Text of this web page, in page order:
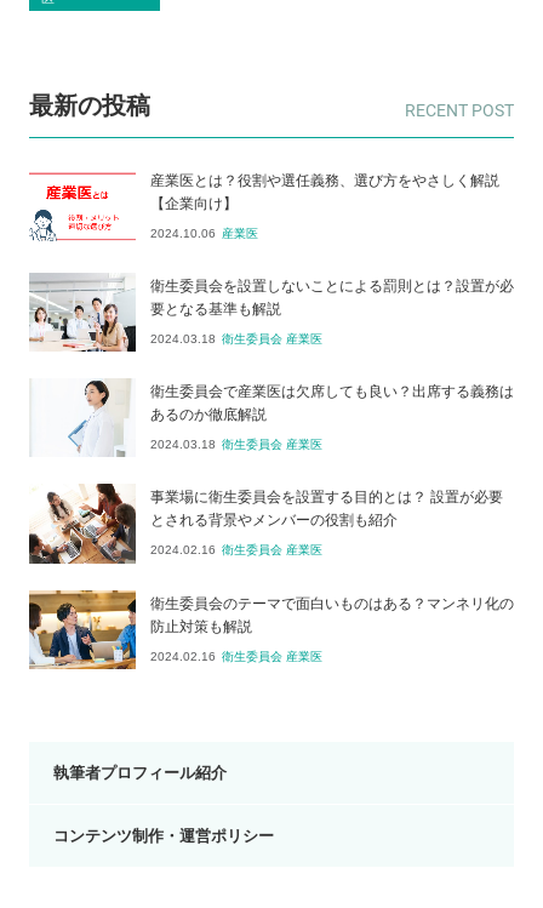
最新の投稿
産業医とは？役割や選任義務、選び方をやさしく解説
【企業向け】
2024.10.06 産業医
衛生委員会を設置しないことによる罰則とは？設置が必
要となる基準も解説
2024.03.18 衛生委員会 産業医
衛生委員会で産業医は欠席しても良い？出席する義務は
あるのか徹底解説
2024.03.18 衛生委員会 産業医
事業場に衛生委員会を設置する目的とは？ 設置が必要
とされる背景やメンバーの役割も紹介
2024.02.16 衛生委員会 産業医
衛生委員会のテーマで面白いものはある？マンネリ化の
防止対策も解説
2024.02.16 衛生委員会 産業医
執筆者プロフィール紹介
コンテンツ制作・運営ポリシー